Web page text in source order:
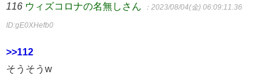
116 ウィズコロナの名無しさん ：2023/08/04(金) 06:09:11.36
ID:gE0XHefb0
>>112
そうそうw